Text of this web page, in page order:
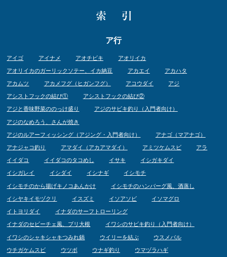
ア行
アイゴ アイナメ アオチビキ アオリイカ
アオリイカのガーリックソテー、イカ納豆 アカエイ アカハタ
アカムツ アカメフグ（ヒガンフグ） アコウダイ アジ
アシストフックの結び① アシストフックの結び②
アジと香味野菜ののっけ盛り アジのサビキ釣り（入門者向け）
アジのなめろう、さんが焼き
アジのルアーフィッシング（アジング・入門者向け） アナゴ（マアナゴ）
アナジャコ釣り アマダイ（アカアマダイ） アミツケムスビ アラ
イイダコ イイダコのタコめし イサキ イシガキダイ
イシガレイ イシダイ イシナギ イシモチ
イシモチのから揚げキノコあんかけ イシモチのハンバーグ風、酒蒸し
イシヤキイモヅクリ イスズミ イソアソビ イソマグロ
イトヨリダイ イナダのサーフトローリング
イナダのセビーチェ風、ブリ大根 イワシのサビキ釣り（入門者向け）
イワシのシャキシャキつみれ鍋 ウイリーを結ぶ ウスメバル
ウチガケムスビ ウツボ ウナギ釣り ウマヅラハギ